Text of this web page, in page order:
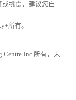
挑食，建议您自
所有。
Inc.所有，未